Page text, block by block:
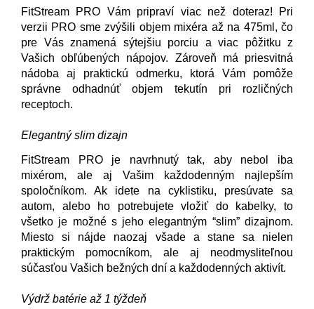
FitStream PRO Vám pripraví viac než doteraz! Pri
verzii PRO sme zvýšili objem mixéra až na 475ml, čo
pre Vás znamená sýtejšiu porciu a viac pôžitku z
Vašich obľúbených nápojov. Zároveň má priesvitná
nádoba aj praktickú odmerku, ktorá Vám pomôže
správne odhadnúť objem tekutín pri rozličných
receptoch.
Elegantný slim dizajn
FitStream PRO je navrhnutý tak, aby nebol iba
mixérom, ale aj Vašim každodenným najlepším
spoločníkom. Ak idete na cyklistiku, presúvate sa
autom, alebo ho potrebujete vložiť do kabelky, to
všetko je možné s jeho elegantným “slim” dizajnom.
Miesto si nájde naozaj všade a stane sa nielen
praktickým pomocníkom, ale aj neodmysliteľnou
súčasťou Vašich bežných dní a každodenných aktivít.
Výdrž batérie až 1 týždeň